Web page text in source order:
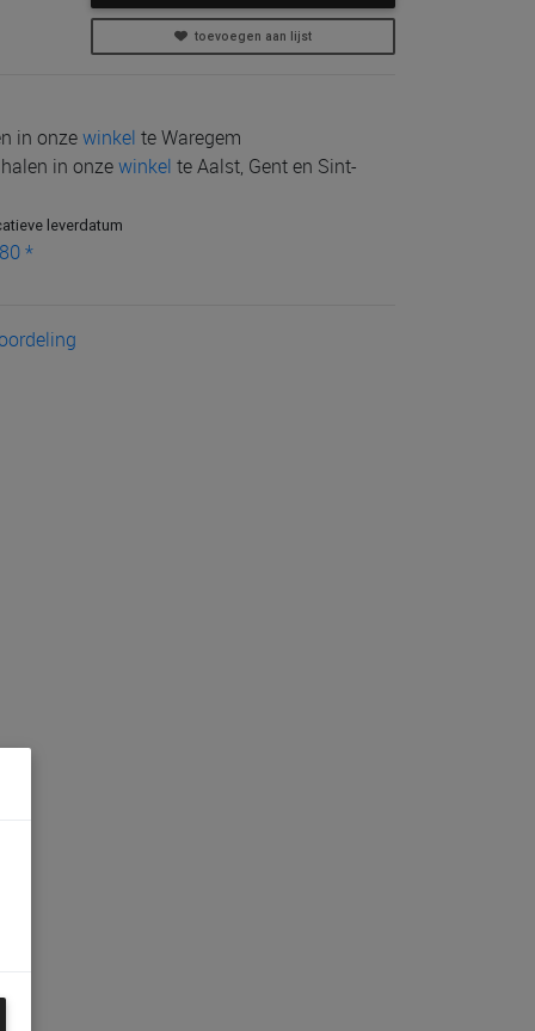
toevoegen aan lijst
in onzewinkel te Waregem
in onzewinkel te Aalst, Gent en Sint-
leverdatum
*